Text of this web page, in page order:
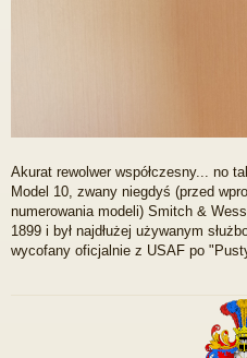
Akurat rewolwer współczesny... no
Model 10, zwany niegdyś (przed
numerowania modeli) Smitch &
1899 i był najdłużej używanym
wycofany oficjalnie z USAF po